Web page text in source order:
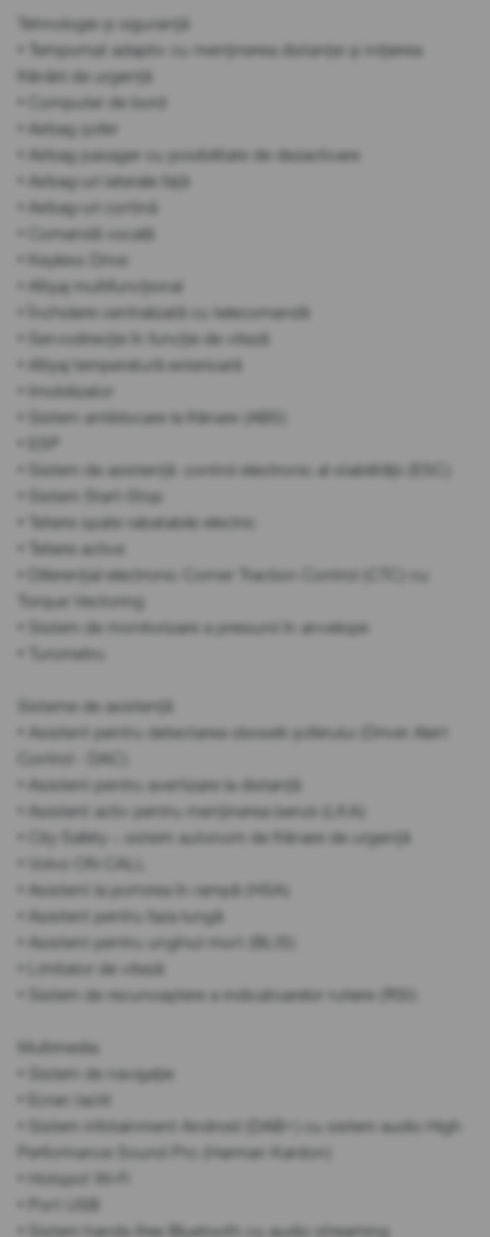
Tehnologie și siguranță
• Tempomat adaptiv cu menținerea distanței și inițierea
frânării de urgență
• Computer de bord
• Airbag șofer
• Airbag pasager cu posibilitate de dezactivare
• Airbag-uri laterale față
• Airbag-uri cortină
• Comandă vocală
• Keyless Drive
• Afișaj multifuncțional
• Închidere centralizată cu telecomandă
• Servodirecție în funcție de viteză
• Afișaj temperatură exterioară
• Imobilizator
• Sistem antiblocare la frânare (ABS)
• Sistem de asistență: control electronic al stabilității (ESC)
• Sistem Start-Stop
• Tetiere spate rabatabile electric
• Tetiere active
• Diferențial electronic Corner Traction Control (CTC) cu
Torque Vectoring
• Sistem de monitorizare a presiunii în anvelope
• Turometru
Sisteme de asistență
• Asistent pentru detectarea oboselii șoferului (Driver Alert
Control - DAC)
• Asistent pentru avertizare la distanță
• Asistent activ pentru menținerea benzii (LKA)
• City Safety – sistem autonom de frânare de urgență
• Volvo ON CALL
• Asistent la pornirea în rampă (HSA)
• Asistent pentru faza lungă
• Asistent pentru unghiul mort (BLIS)
• Limitator de viteză
• Sistem de recunoaștere a indicatoarelor rutiere (RSI)
Multimedia
• Sistem de navigație
• Ecran tactil
• Sistem infotainment Android (DAB+) cu sistem audio High
Performance Sound Pro (Harman Kardon)
• Hotspot Wi-Fi
• Port USB
• Sistem hands-free Bluetooth cu audio streaming